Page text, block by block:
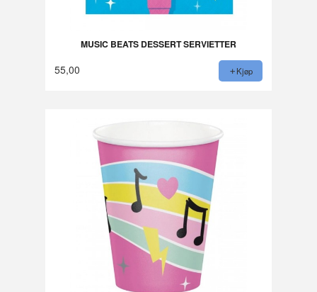
MUSIC BEATS DESSERT SERVIETTER
55,00 Kjøp